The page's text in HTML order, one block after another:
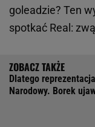
goleadzie? Ten
spotkać Real:
Dlatego
Narodowy. Borek